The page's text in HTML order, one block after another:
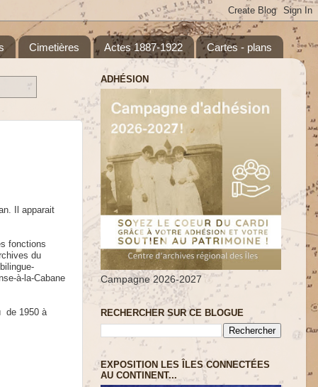
Cimetières Actes 1887-1922 Cartes - plans
Il apparait
fonctions
du
à-la-Cabane
de 1950 à
ADHÉSION
Campagne 2026-2027
RECHERCHER SUR CE BLOGUE
EXPOSITION LES ÎLES CONNECTÉES
AU CONTINENT...